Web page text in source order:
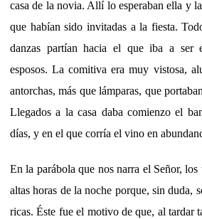
casa de la novia. Allí lo esperaban ella y
que habían sido invitadas a la fiesta.
danzas partían hacia el que iba a ser
esposos. La comitiva era muy vistosa,
antorchas, más que lámparas, que
Llegados a la casa daba comienzo el
días, y en el que corría el vino en
En la parábola que nos narra el Señor, los
altas horas de la noche porque, sin duda,
ricas. Éste fue el motivo de que, al tardar